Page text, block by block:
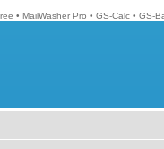
• MailWasher Pro • GS-Calc • GS-